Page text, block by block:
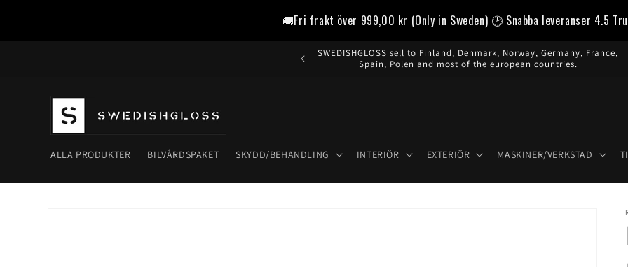
🚚Fri frakt över 999,00 kr (Only in Sweden) 🕑 Snabba leveranser 4.5
SWEDISHGLOSS sell to Finland, Denmark, Norway, Germany, France,
Spain, Polen and most of the european countries.
ALLA PRODUKTER BILVÅRDSPAKET SKYDD/BEHANDLING INTERIÖR EXTERIÖR MASKINER/VERKSTAD